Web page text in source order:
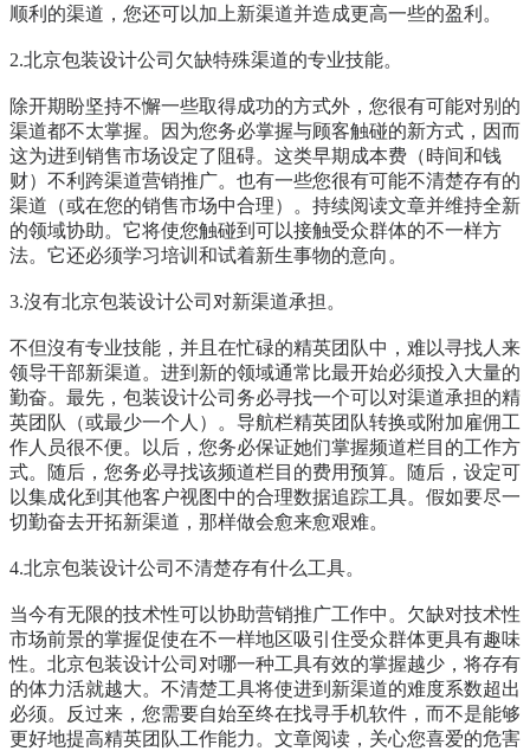
顺利的渠道，您还可以加上新渠道并造成更高一些的盈利。
2.北京包装设计公司欠缺特殊渠道的专业技能。
除开期盼坚持不懈一些取得成功的方式外，您很有可能对别的
渠道都不太掌握。因为您务必掌握与顾客触碰的新方式，因而
这为进到销售市场设定了阻碍。这类早期成本费（時间和钱
财）不利跨渠道营销推广。也有一些您很有可能不清楚存有的
渠道（或在您的销售市场中合理）。持续阅读文章并维持全新
的领域协助。它将使您触碰到可以接触受众群体的不一样方
法。它还必须学习培训和试着新生事物的意向。
3.沒有北京包装设计公司 对新渠道承担。
不但沒有专业技能，并且在忙碌的精英团队中，难以寻找人来
领导干部新渠道。进到新的领域通常比最开始必须投入大量的
勤奋。最先，包装设计公司务必寻找一个可以对渠道承担的精
英团队（或最少一个人）。导航栏精英团队转换或附加雇佣工
作人员很不便。以后，您务必保证她们掌握频道栏目的工作方
式。随后，您务必寻找该频道栏目的费用预算。随后，设定可
以集成化到其他客户视图中的合理数据追踪工具。假如要尽一
切勤奋去开拓新渠道，那样做会愈来愈艰难。
4.北京包装设计公司 不清楚存有什么工具。
当今有无限的技术性可以协助营销推广工作中。欠缺对技术性
市场前景的掌握促使在不一样地区吸引住受众群体更具有趣味
性。 北京包装设计公司 对哪一种工具有效的掌握越少，将存有
的体力活就越大。不清楚工具将使进到新渠道的难度系数超出
必须。反过来，您需要自始至终在找寻手机软件，而不是能够
更好地提高精英团队工作能力。文章阅读，关心您喜爱的危害